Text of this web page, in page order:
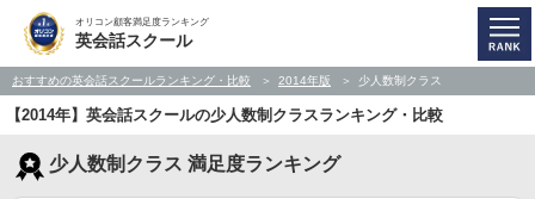
オリコン顧客満足度ランキング
英会話スクール
おすすめの英会話スクールランキング・比較 2014年版 少人数制クラス
【2014年】英会話スクールの少人数制クラスランキング・比較
少人数制クラス 満足度ランキング